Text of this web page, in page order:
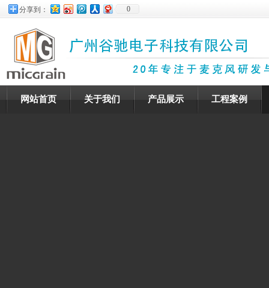
分享到： 0
网站首页 关于我们 产品展示 工程案例